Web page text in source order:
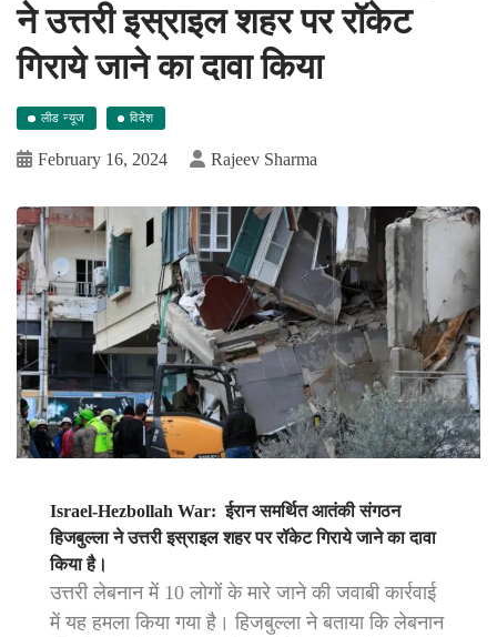
ने उत्तरी इस्राइल शहर पर रॉकेट
गिराये जाने का दावा किया
लीड न्यूज विदेश
February 16, 2024 Rajeev Sharma
Israel-Hezbollah War: ईरान समर्थित आतंकी संगठन
हिजबुल्ला ने उत्तरी इस्राइल शहर पर रॉकेट गिराये जाने का दावा
किया है।
उत्तरी लेबनान में 10 लोगों के मारे जाने की जवाबी कार्रवाई
में यह हमला किया गया है। हिजबुल्ला ने बताया कि लेबनान